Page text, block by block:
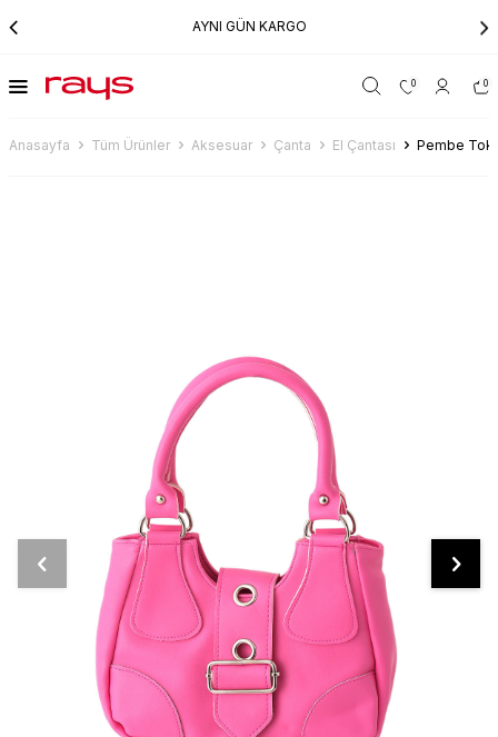
AYNI GÜN KARGO
0 0
Anasayfa Tüm Ürünler Aksesuar Çanta El Çantası Pembe